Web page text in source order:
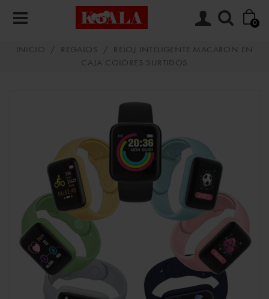
0
INICIO / REGALOS /
RELOJ INTELIGENTE MACARON EN
CAJA COLORES SURTIDOS